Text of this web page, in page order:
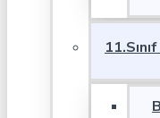
11.Sınıf